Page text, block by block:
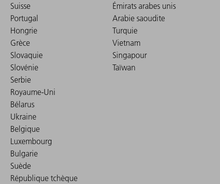
Suisse
Portugal
Hongrie
Grèce
Slovaquie
Slovénie
Serbie
Royaume-Uni
Bélarus
Ukraine
Belgique
Luxembourg
Bulgarie
Suède
République tchèque
Émirats arabes unis
Arabie saoudite
Turquie
Vietnam
Singapour
Taïwan